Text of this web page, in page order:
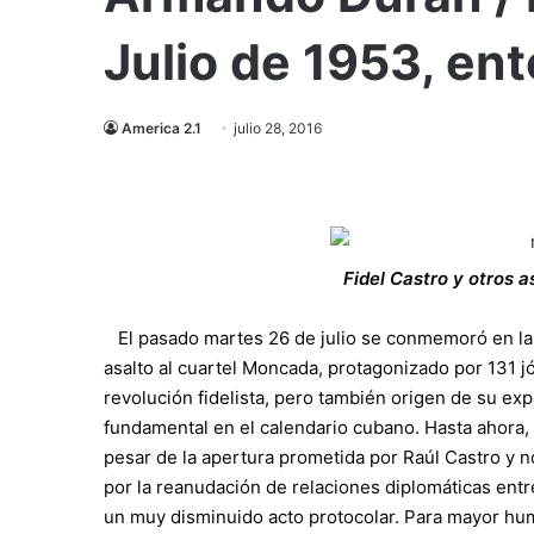
Julio de 1953,
America 2.1 julio 28, 2016
Fidel Castro y otros
El pasado martes 26 de julio se conmemoró en
asalto al cuartel Moncada, protagonizado por 131
revolución fidelista, pero también origen de su
fundamental en el calendario cubano. Hasta
pesar de la apertura prometida por Raúl Castro y
por la reanudación de relaciones diplomáticas
un muy disminuido acto protocolar. Para mayor